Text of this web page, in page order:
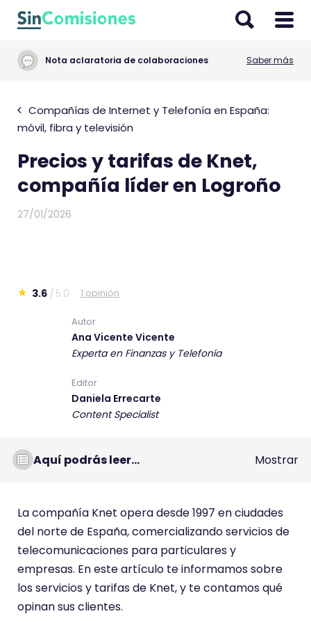
Nota aclaratoria de colaboraciones Saber más
Compañías de Internet y Telefonía en España:
móvil, fibra y televisión
Precios y tarifas de Knet,
compañía líder en Logroño
27/01/2026
E
n
t
r
i
o
t
i
e
3.6 5.0 1 opinión
Autor
Ana Vicente Vicente
Experta en Finanzas y Telefonía
Editor
Daniela Errecarte
Content Specialist
Aquí podrás leer... Mostrar
La compañía Knet opera desde 1997 en ciudades
del norte de España, comercializando servicios de
telecomunicaciones para particulares y
empresas. En este artículo te informamos sobre
los servicios y tarifas de Knet, y te contamos qué
opinan sus clientes.